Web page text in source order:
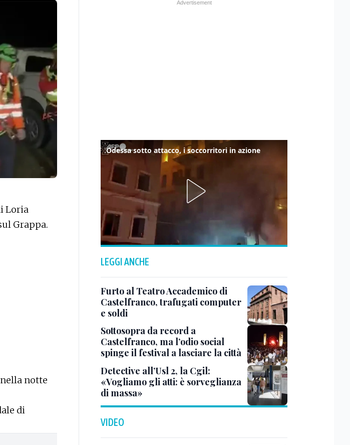
Loria
Grappa.
notte
di
Odessa sotto attacco, i soccorritori in azione
LEGGI ANCHE
Furto al Teatro Accademico di
Castelfranco, trafugati computer
e soldi
Sottosopra da record a
Castelfranco, ma l’odio social
spinge il festival a lasciare la città
Detective all’Usl 2, la Cgil:
«Vogliamo gli atti: è sorveglianza
di massa»
VIDEO